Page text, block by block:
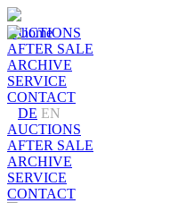
AUCTIONS
AFTER SALE
ARCHIVE
SERVICE
CONTACT
DE EN
AUCTIONS
AFTER SALE
ARCHIVE
SERVICE
CONTACT